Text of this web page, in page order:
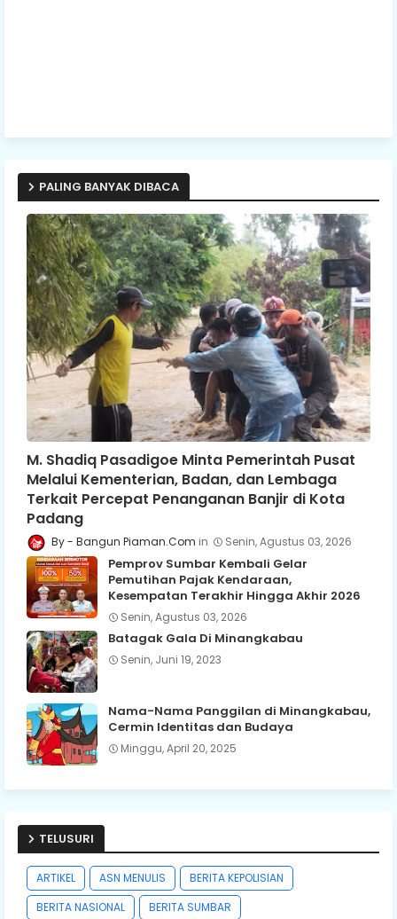
PALING BANYAK DIBACA
M. Shadiq Pasadigoe Minta Pemerintah Pusat
Melalui Kementerian, Badan, dan Lembaga
Terkait Percepat Penanganan Banjir di Kota
Padang
Bangun Piaman.Com Senin, Agustus 03, 2026
Pemprov Sumbar Kembali Gelar
Pemutihan Pajak Kendaraan,
Kesempatan Terakhir Hingga Akhir 2026
Senin, Agustus 03, 2026
Batagak Gala Di Minangkabau
Senin, Juni 19, 2023
Nama-Nama Panggilan di Minangkabau,
Cermin Identitas dan Budaya
Minggu, April 20, 2025
TELUSURI
ARTIKEL ASN MENULIS
BERITA KEPOLISIAN
BERITA NASIONAL
BERITA SUMBAR